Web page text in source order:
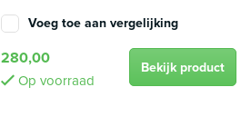
Voeg toe aan vergelijking
280,00
Op voorraad
Bekijk product